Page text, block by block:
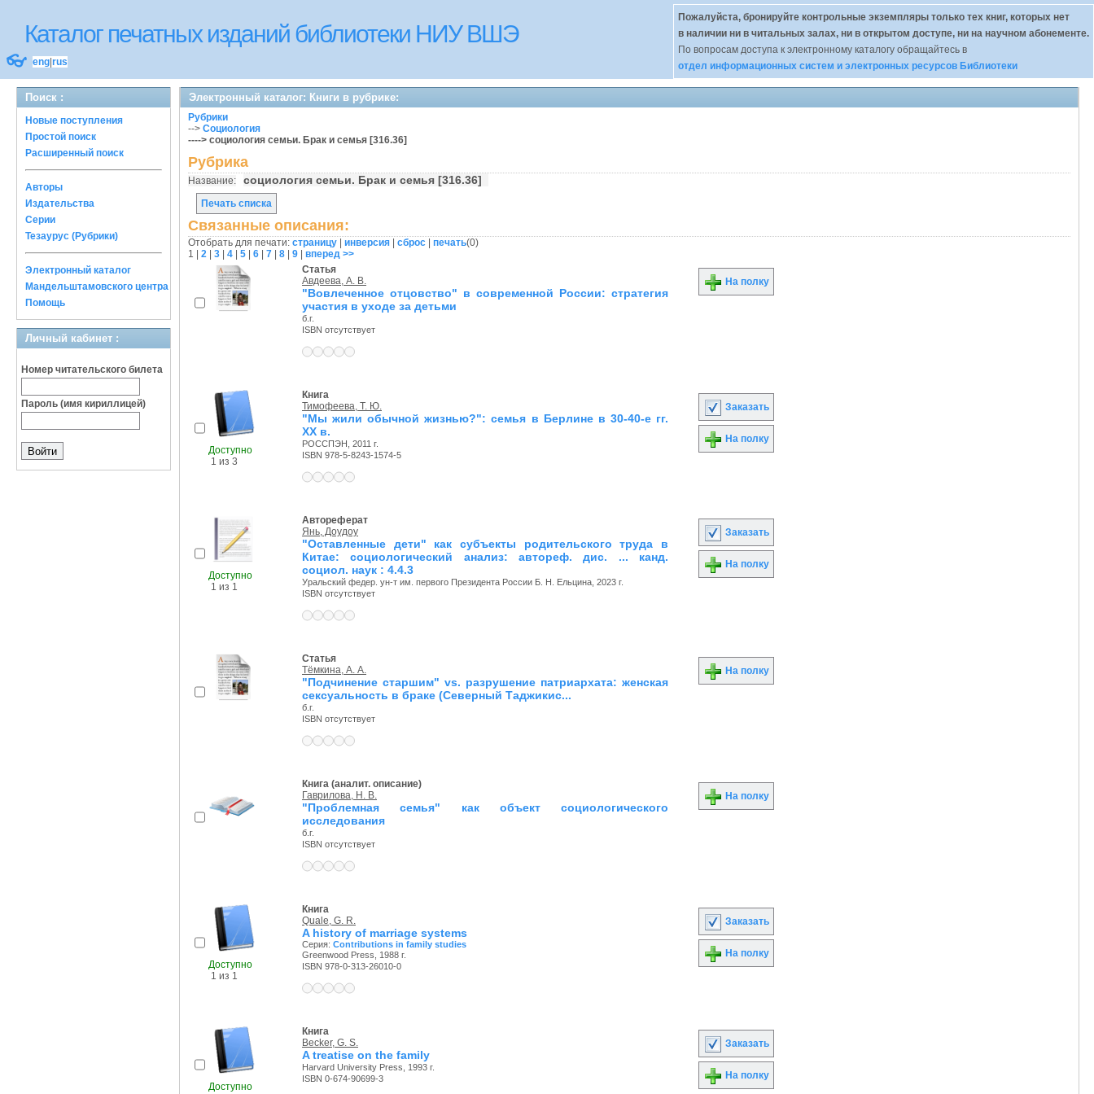
Каталог печатных изданий библиотеки НИУ ВШЭ
👓 eng rus
Пожалуйста, бронируйте контрольные экземпляры только тех книг, которых нет
в наличии ни в читальных залах, ни в открытом доступе, ни на научном абонементе.
По вопросам доступа к электронному каталогу обращайтесь в
отдел информационных систем и электронных ресурсов Библиотеки
Поиск :
Новые поступления
Простой поиск
Расширенный поиск
Авторы
Издательства
Серии
Тезаурус (Рубрики)
Электронный каталог
Мандельштамовского центра
Помощь
Личный кабинет :
Номер читательского билета
Пароль (имя кириллицей)
Электронный каталог: Книги в рубрике:
Рубрики
--> Социология
----> социология семьи. Брак и семья [316.36]
Рубрика
Название: социология семьи. Брак и семья [316.36]
Печать списка
Связанные описания:
Отобрать для печати: страницу инверсия сброс печать(0)
1
2 3 4 5 6 7 8 9
вперед >>
Статья
Авдеева, А. В.
"Вовлеченное отцовство" в современной России: стратегия
участия в уходе за детьми
б.г.
ISBN отсутствует
На полку
Доступно
1 из 3
Книга
Тимофеева, Т. Ю.
"Мы жили обычной жизнью?": семья в Берлине в 30-40-е гг.
XX в.
РОССПЭН, 2011 г.
ISBN 978-5-8243-1574-5
Заказать
На полку
Доступно
1 из 1
Автореферат
Янь, Доудоу
"Оставленные дети" как субъекты родительского труда в
Китае: социологический анализ: автореф. дис. ... канд.
социол. наук : 4.4.3
Уральский федер. ун-т им. первого Президента России Б. Н. Ельцина, 2023 г.
ISBN отсутствует
Заказать
На полку
Статья
Тёмкина, А. А.
"Подчинение старшим" vs. разрушение патриархата: женская
сексуальность в браке (Северный Таджикис...
б.г.
ISBN отсутствует
На полку
Книга (аналит. описание)
Гаврилова, Н. В.
"Проблемная семья" как объект социологического
исследования
б.г.
ISBN отсутствует
На полку
Доступно
1 из 1
Книга
Quale, G. R.
A history of marriage systems
Серия: Contributions in family studies
Greenwood Press, 1988 г.
ISBN 978-0-313-26010-0
Заказать
На полку
Доступно
Книга
Becker, G. S.
A treatise on the family
Harvard University Press, 1993 г.
ISBN 0-674-90699-3
Заказать
На полку